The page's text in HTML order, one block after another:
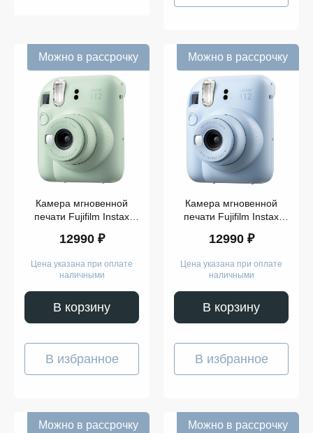
Можно в рассрочку
Камера мгновенной
печати Fujifilm Instax
12990 ₽
Цена указана при оплате
наличными
В корзину
В избранное
Можно в рассрочку
Камера мгновенной
печати Fujifilm Instax
12990 ₽
Цена указана при оплате
наличными
В корзину
В избранное
Можно в рассрочку Можно в рассрочку